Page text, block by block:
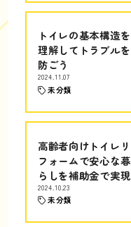
トイレの基本構造を
理解してトラブルを
防ごう
2024.11.07
未分類
高齢者向けトイレリ
フォームで安心な暮
らしを補助金で実現
2024.10.23
未分類